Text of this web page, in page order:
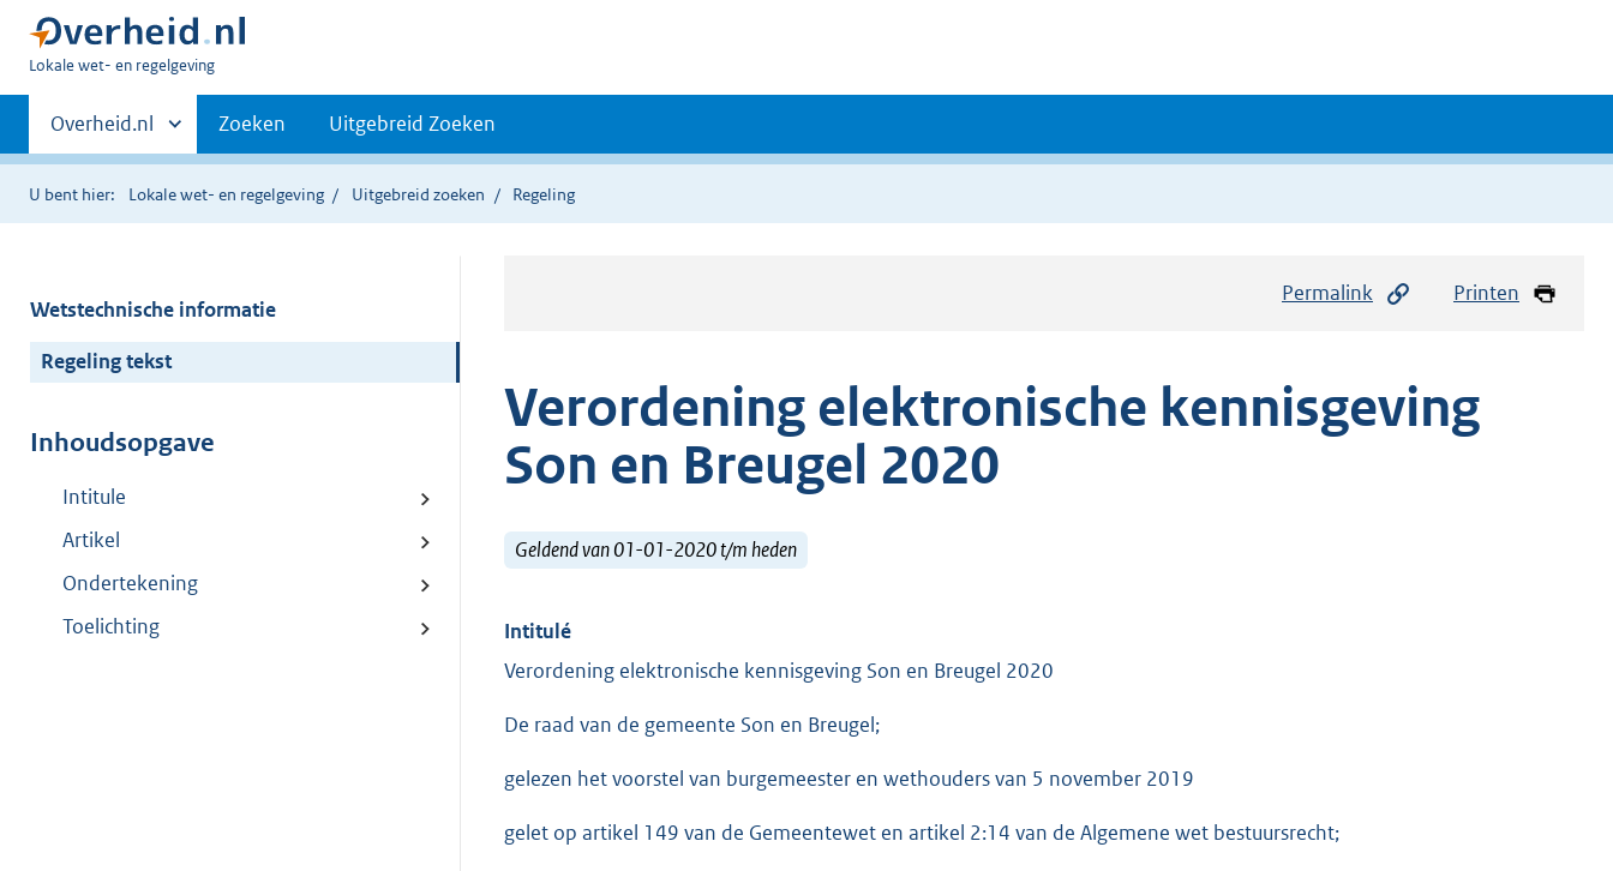
U
hier:
Lokale wet- en regelgeving
Primaire
navigatie
Andere
sites
binnen
Overheid.nl Zoeken Uitgebreid Zoeken
U bent hier: Lokale wet- en regelgeving Uitgebreid zoeken Regeling
Wetstechnische informatie
Regeling tekst
Inhoudsopgave
Intitule
Artikel
Ondertekening
Toelichting
Permalink Printen
Verordening elektronische kennisgeving
Son en Breugel 2020
Geldend van 01-01-2020 t/m heden
Intitulé
Verordening elektronische kennisgeving Son en Breugel 2020
De raad van de gemeente Son en Breugel;
gelezen het voorstel van burgemeester en wethouders van 5 november 2019
gelet op artikel 149 van de Gemeentewet en artikel 2:14 van de Algemene wet bestuursrecht;